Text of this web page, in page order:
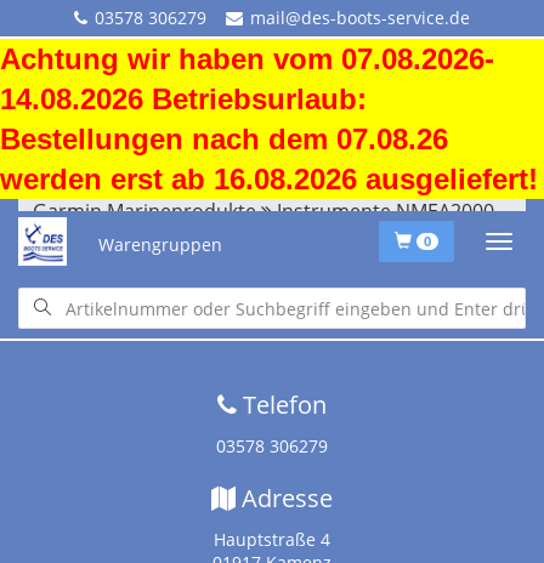
03578 306279 mail@des-boots-service.de
Achtung wir haben vom 07.08.2026-
14.08.2026 Betriebsurlaub:
Bestellungen nach dem 07.08.26
werden erst ab 16.08.2026 ausgeliefert!
Warengruppen 0
Garmin Marineprodukte Instrumente NMEA2000
Startseite•Downloads•Versandkosten•
Impressum•Altölentsorgung
Telefon
03578 306279
Adresse
Hauptstraße 4